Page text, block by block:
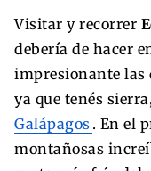
Visitar y recorrer
debería de hacer
impresionante las
ya que tenés
Galápagos . En el
montañosas